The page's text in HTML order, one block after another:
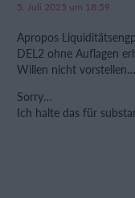
5. Juli 2025 um 18:59
Apropos
DEL2 ohne Auflagen
Willen nicht vorstellen…
Sorry…
Ich halte das für